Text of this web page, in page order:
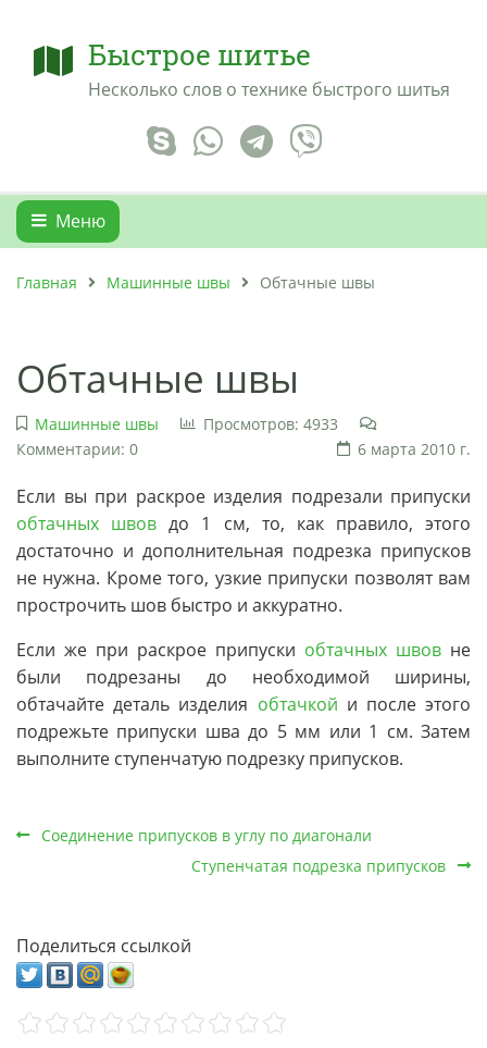
Быстрое шитье
Несколько слов о технике быстрого шитья
Меню
Главная Машинные швы Обтачные швы
Обтачные швы
Машинные швы
Просмотров: 4933
Комментарии: 0
6 марта 2010 г.
Если вы при раскрое изделия подрезали припуски
обтачных швов до 1 см, то, как правило, этого
достаточно и дополнительная подрезка припусков
не нужна. Кроме того, узкие припуски позволят вам
прострочить шов быстро и аккуратно.
Если же при раскрое припуски обтачных швов не
были подрезаны до необходимой ширины,
обтачайте деталь изделия обтачкой и после этого
подрежьте припуски шва до 5 мм или 1 см. Затем
выполните ступенчатую подрезку припусков.
Соединение припусков в углу по диагонали
Ступенчатая подрезка припусков
Поделиться ссылкой